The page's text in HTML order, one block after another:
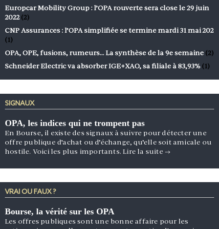
Europcar Mobility Group : l’OPA rouverte sera close le 29 juin
2022 (2)
CNP Assurances : l’OPA simplifiée se termine mardi 31 mai 202
(1)
OPA, OPE, fusions, rumeurs… La synthèse de la 9e semaine (2)
Schneider Electric va absorber IGE+XAO, sa filiale à 83,93% (1)
SIGNAUX
OPA, les indices qui ne trompent pas
En Bourse, il existe des signaux à suivre pour détecter une
offre publique d’achat ou d’échange, qu’elle soit amicale ou
hostile. Voici les plus importants.Lire la suite →
VRAI OU FAUX ?
Bourse, la vérité sur les OPA
Les offres publiques sont une bonne affaire pour les